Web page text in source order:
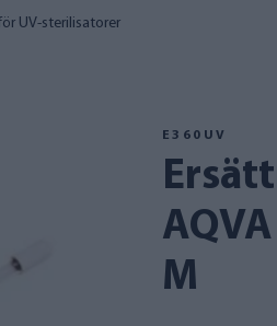
UV-sterilisatorer
E360UV
Ersättningslampa för E360
M